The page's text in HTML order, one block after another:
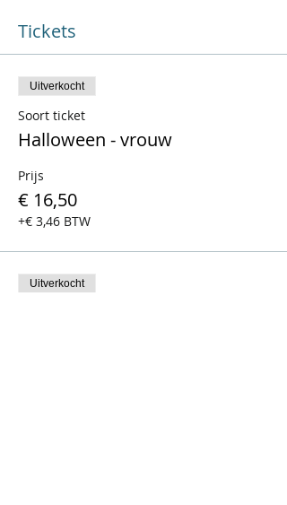
Tickets
Uitverkocht
Soort ticket
Halloween - vrouw
Prijs
€ 16,50
+€ 3,46 BTW
Uitverkocht